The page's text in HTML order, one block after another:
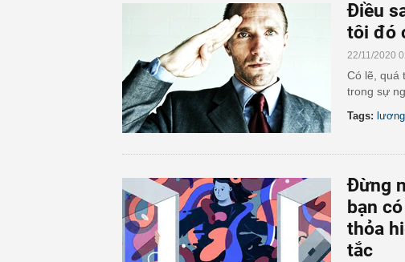
Điều
tôi đó
22/11/2020
Có lẽ, quá
trong sự
Tags:
Đừng
bạn
thỏa
tắc